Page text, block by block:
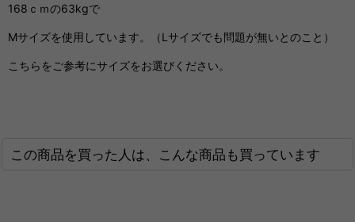
168ｃｍの63kgで
Mサイズを使用しています。（Lサイズでも問題が無いとのこと）
こちらをご参考にサイズをお選びください。
この商品を買った人は、こんな商品も買っています